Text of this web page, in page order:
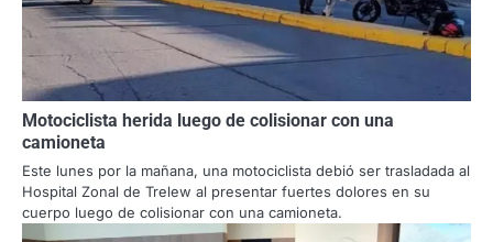
Motociclista herida luego de colisionar con una
camioneta
Este lunes por la mañana, una motociclista debió ser trasladada al
Hospital Zonal de Trelew al presentar fuertes dolores en su
cuerpo luego de colisionar con una camioneta.